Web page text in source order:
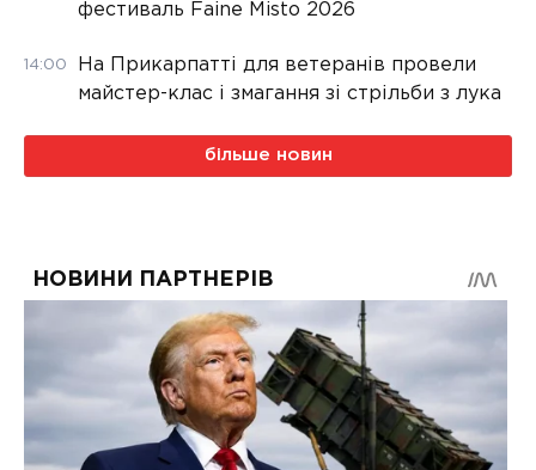
фестиваль Faine Misto 2026
14:00
На Прикарпатті для ветеранів провели
майстер-клас і змагання зі стрільби з лука
більше новин